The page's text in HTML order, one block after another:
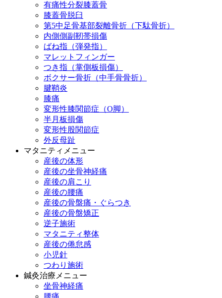
有痛性分裂膝蓋骨
膝蓋骨脱臼
第5中足骨基部裂離骨折（下駄骨折）
内側側副靭帯損傷
ばね指（弾発指）
マレットフィンガー
つき指（掌側板損傷）
ボクサー骨折（中手骨骨折）
腱鞘炎
膝痛
変形性膝関節症（O脚）
半月板損傷
変形性股関節症
外反母趾
マタニティメニュー
産後の体形
産後の坐骨神経痛
産後の肩こり
産後の腰痛
産後の骨盤痛・ぐらつき
産後の骨盤矯正
逆子施術
マタニティ整体
産後の倦怠感
小児針
つわり施術
鍼灸治療メニュー
坐骨神経痛
腰痛